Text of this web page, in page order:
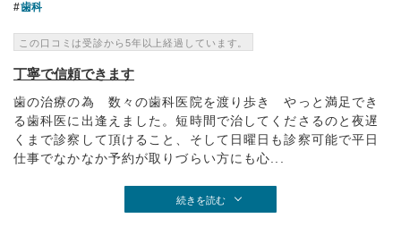
歯科
この口コミは受診から5年以上経過しています。
丁寧で信頼できます
歯の治療の為 数々の歯科医院を渡り歩き やっと満足でき
る歯科医に出逢えました。短時間で治してくださるのと夜遅
くまで診察して頂けること、そして日曜日も診察可能で平日
仕事でなかなか予約が取りづらい方にも心...
続きを読む